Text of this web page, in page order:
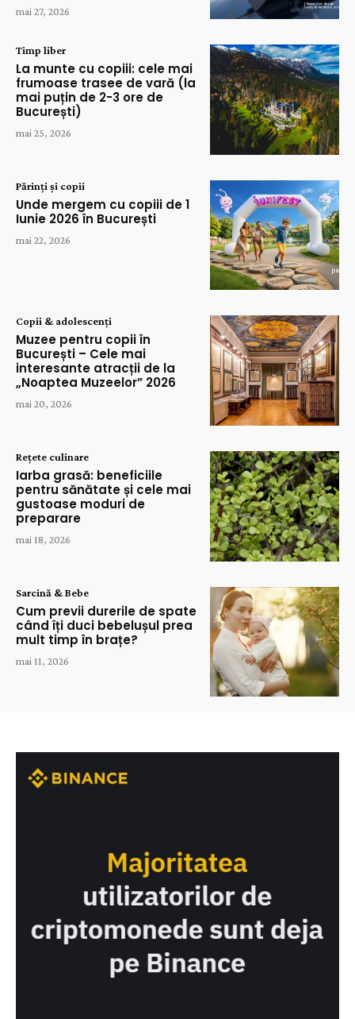
mai 27, 2026
Timp liber
La munte cu copiii: cele mai
frumoase trasee de vară (la
mai puțin de 2-3 ore de
București)
mai 25, 2026
Părinți și copii
Unde mergem cu copiii de 1
Iunie 2026 în București
mai 22, 2026
Copii & adolescenți
Muzee pentru copii în
București – Cele mai
interesante atracții de la
„Noaptea Muzeelor” 2026
mai 20, 2026
Rețete culinare
Iarba grasă: beneficiile
pentru sănătate și cele mai
gustoase moduri de
preparare
mai 18, 2026
Sarcină & Bebe
Cum previi durerile de spate
când îți duci bebelușul prea
mult timp în brațe?
mai 11, 2026